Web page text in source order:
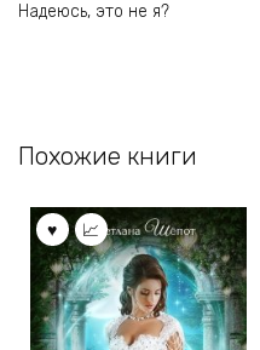
Надеюсь, это не я?
Похожие книги